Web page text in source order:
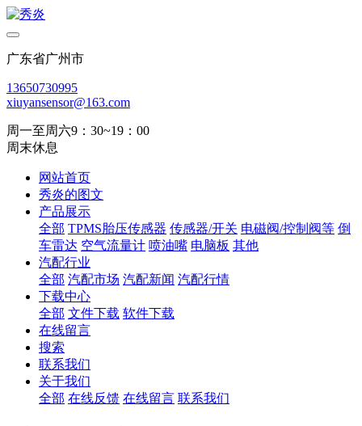
广东省广州市
13650730995
xiuyansensor@163.com
周一至周六9：30~19：00
周末休息
网站首页
秀炎的图文
产品展示
全部 TPMS胎压传感器 传感器/开关 电磁阀/控制阀等 倒
车雷达 空气流量计 喷油嘴 电脑板 其他
汽配行业
全部 汽配市场 汽配新闻 汽配行情
下载中心
全部 文件下载 软件下载
在线留言
搜索
联系我们
关于我们
全部 在线反馈 在线留言 联系我们